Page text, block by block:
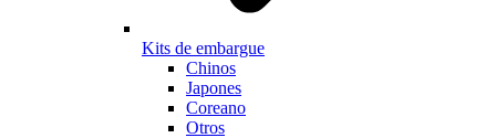
Kits de embargue
Chinos
Japones
Coreano
Otros